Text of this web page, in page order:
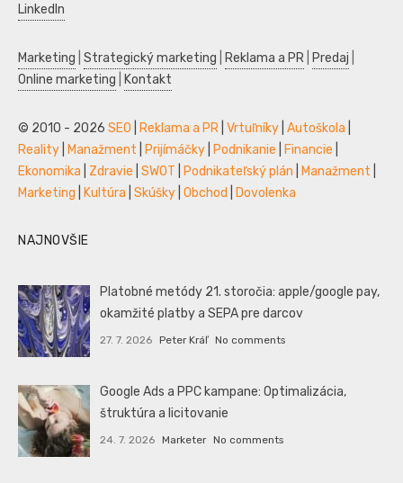
LinkedIn
Marketing Strategický marketing Reklama a PR Predaj
Online marketing
Kontakt
© 2010 - 2026 SEO Reklama a PR Vrtuľníky Autoškola
Reality
Manažment Prijímáčky Podnikanie Financie
Ekonomika
Zdravie SWOT Podnikateľský plán Manažment
Marketing
Kultúra Skúšky Obchod Dovolenka
NAJNOVŠIE
Platobné metódy 21. storočia: apple/google pay,
okamžité platby a SEPA pre darcov
27. 7. 2026 Peter Kráľ No comments
Google Ads a PPC kampane: Optimalizácia,
štruktúra a licitovanie
24. 7. 2026 Marketer No comments